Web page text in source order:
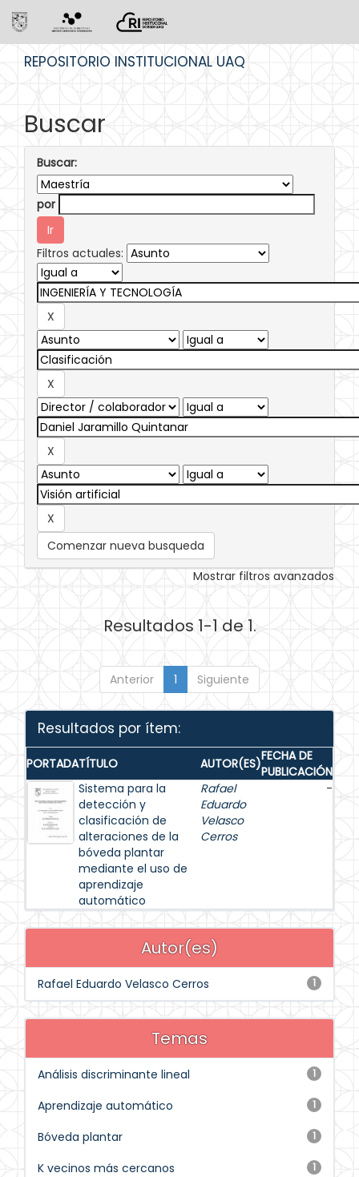
REPOSITORIO INSTITUCIONAL UAQ
Buscar
Buscar:
por
Filtros actuales:
Comenzar nueva busqueda
Mostrar filtros avanzados
Resultados 1-1 de 1.
Anterior 1 Siguiente
Resultados por ítem:
PORTADATÍTULO AUTOR(ES)FECHA DE
PUBLICACIÓN
Sistema para la
detección y
clasificación de
alteraciones de la
bóveda plantar
mediante el uso de
aprendizaje
automático
Rafael
Eduardo
Velasco
Cerros
-
Autor(es)
1
Rafael Eduardo Velasco Cerros
Temas
1
Análisis discriminante lineal
1
Aprendizaje automático
1
Bóveda plantar
1
K vecinos más cercanos